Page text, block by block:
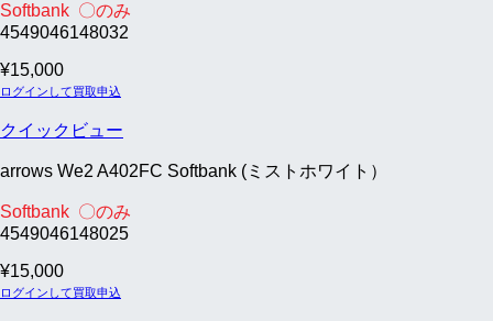
Softbank 〇のみ
4549046148032
¥15,000
ログインして買取申込
クイックビュー
arrows We2 A402FC Softbank (ミストホワイト）
Softbank 〇のみ
4549046148025
¥15,000
ログインして買取申込